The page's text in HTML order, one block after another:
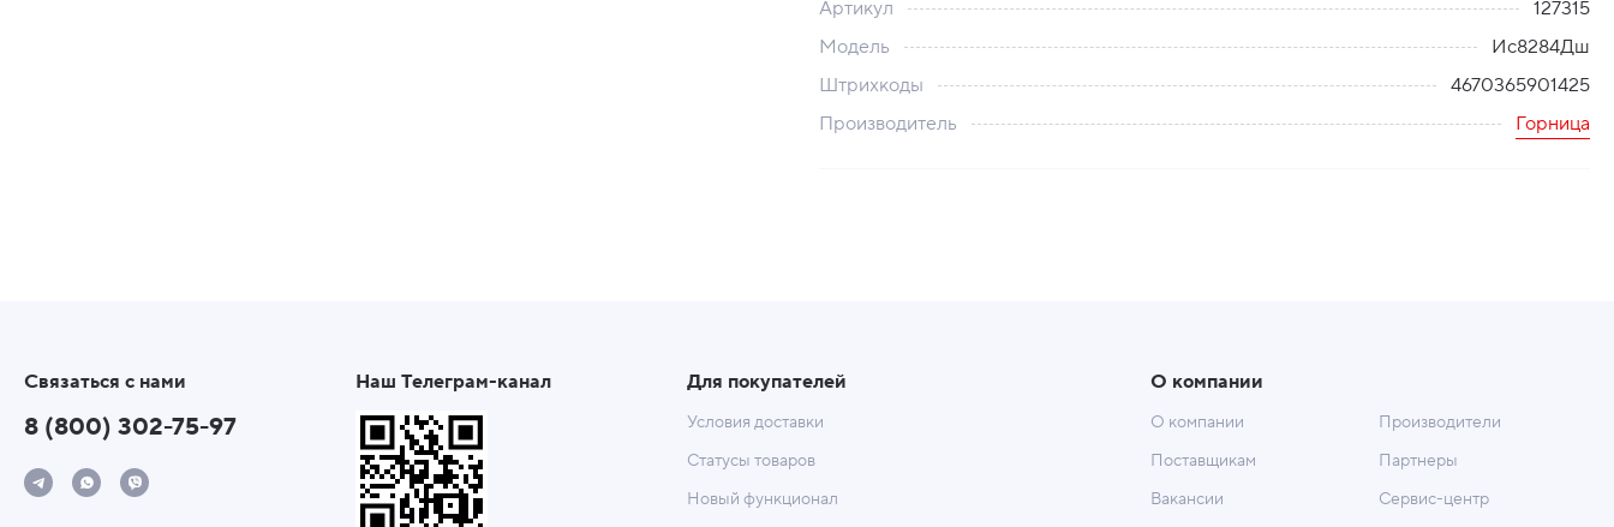
Артикул
127315
Модель
Ис8284Дш
Штрихкоды
4670365901425
Производитель
Горница
Связаться с нами
8 (800) 302-75-97
Наш Телеграм-канал Для покупателей
Условия доставки
Статусы товаров
Новый функционал
О компании
О компании
Поставщикам
Вакансии
Производители
Партнеры
Сервис-центр